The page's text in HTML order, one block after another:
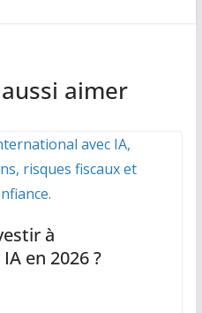
aimer
à
en 2026 ?